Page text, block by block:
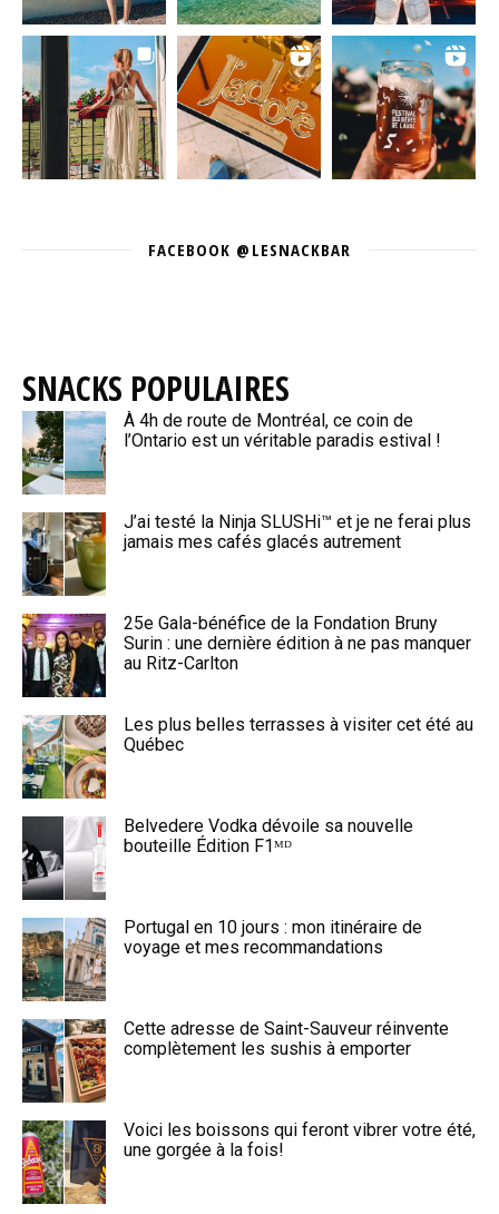
FACEBOOK @LESNACKBAR
SNACKS POPULAIRES
À 4h de route de Montréal, ce coin de
l’Ontario est un véritable paradis estival !
J’ai testé la Ninja SLUSHi™ et je ne ferai plus
jamais mes cafés glacés autrement
25e Gala-bénéfice de la Fondation Bruny
Surin : une dernière édition à ne pas manquer
au Ritz-Carlton
Les plus belles terrasses à visiter cet été au
Québec
Belvedere Vodka dévoile sa nouvelle
bouteille Édition F1ᴹᴰ
Portugal en 10 jours : mon itinéraire de
voyage et mes recommandations
Cette adresse de Saint-Sauveur réinvente
complètement les sushis à emporter
Voici les boissons qui feront vibrer votre été,
une gorgée à la fois!